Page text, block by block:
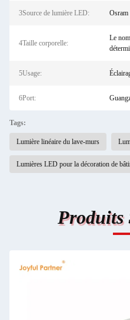
3Source de lumière LED: Osram
4Taille corporelle:
Le
5Usage:
6Port:
Tags:
Lumière linéaire du lave-murs
Lumières LED pour la décoration de
Produits